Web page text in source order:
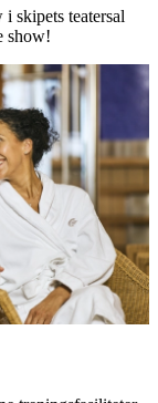
skipets teatersal
show!